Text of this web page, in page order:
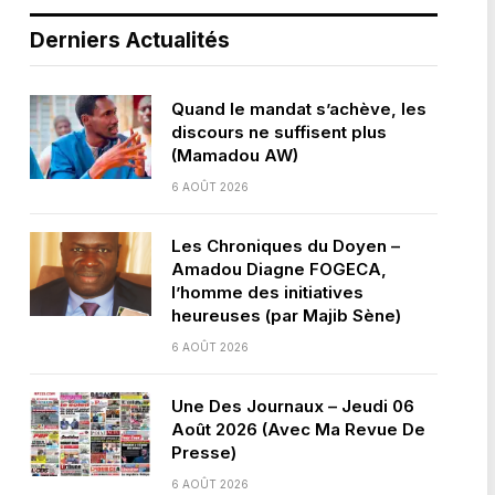
Derniers Actualités
Quand le mandat s’achève, les
discours ne suffisent plus
(Mamadou AW)
6 AOÛT 2026
Les Chroniques du Doyen –
Amadou Diagne FOGECA,
l’homme des initiatives
heureuses (par Majib Sène)
6 AOÛT 2026
Une Des Journaux – Jeudi 06
Août 2026 (Avec Ma Revue De
Presse)
6 AOÛT 2026